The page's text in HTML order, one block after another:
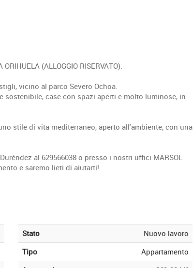
(ALLOGGIO RISERVATO).
vicino al parco Severo Ochoa.
case con spazi aperti e molto luminose, in
stile di vita mediterraneo, aperto all'ambiente, con una
al 629566038 o presso i nostri uffici MARSOL
e saremo lieti di aiutarti!
Stato
Nuovo lavoro
Tipo
Appartamento